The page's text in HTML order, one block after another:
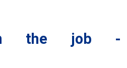
the job -